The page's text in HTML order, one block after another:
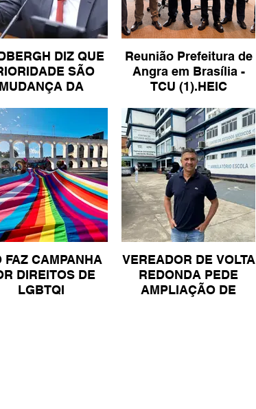
DIZ QUE
SÃO
DA
DE IR
Reunião Prefeitura de
Angra em Brasília -
TCU (1).HEIC
FAZ CAMPANHA
DIREITOS DE
LGBTQI
VEREADOR DE VOLTA
REDONDA PEDE
AMPLIAÇÃO DE